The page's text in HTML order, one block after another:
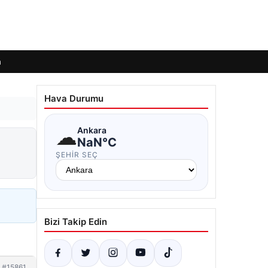
Hava Durumu
☁Ankara
NaN°C
ŞEHIR SEÇ
Bizi Takip Edin